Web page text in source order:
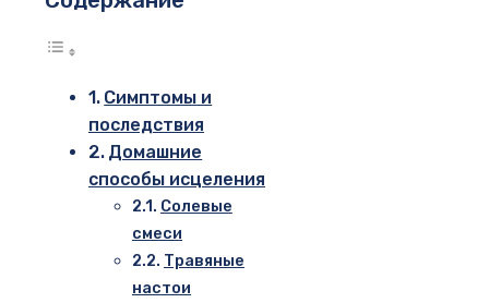
Симптомы и
последствия
Домашние
способы исцеления
Солевые
смеси
Травяные
настои